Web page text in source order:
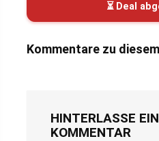
⏳ Deal
Kommentare zu
HINTERLASSE
KOMMENTAR